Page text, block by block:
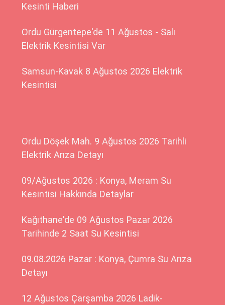
Kesinti Haberi
Ordu Gürgentepe'de 11 Ağustos - Salı
Elektrik Kesintisi Var
Samsun-Kavak 8 Ağustos 2026 Elektrik
Kesintisi
Ordu Döşek Mah. 9 Ağustos 2026 Tarihli
Elektrik Arıza Detayı
09/Ağustos 2026 : Konya, Meram Su
Kesintisi Hakkında Detaylar
Kağıthane'de 09 Ağustos Pazar 2026
Tarihinde 2 Saat Su Kesintisi
09.08.2026 Pazar : Konya, Çumra Su Arıza
Detayı
12 Ağustos Çarşamba 2026 Ladik-